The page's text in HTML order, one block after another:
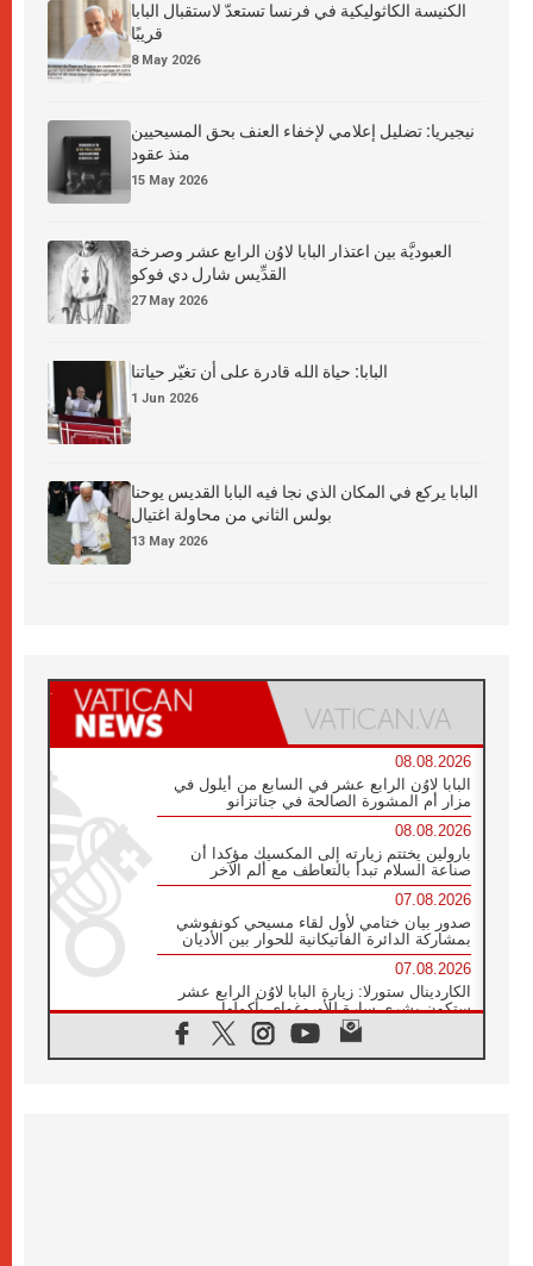
الكنيسة الكاثوليكية في فرنسا تستعدّ لاستقبال البابا
قريبًا
8 May 2026
نيجيريا: تضليل إعلامي لإخفاء العنف بحق المسيحيين
منذ عقود
15 May 2026
العبوديَّة بين اعتذار البابا لاوُن الرابع عشر وصرخة
القدِّيس شارل دي فوكو
27 May 2026
البابا: حياة الله قادرة على أن تغيّر حياتنا
1 Jun 2026
البابا يركع في المكان الذي نجا فيه البابا القديس يوحنا
بولس الثاني من محاولة اغتيال
13 May 2026
08.08.2026
البابا لاوُن الرابع عشر في السابع من أيلول في
مزار أم المشورة الصالحة في جناتزانو
08.08.2026
بارولين يختتم زيارته إلى المكسيك مؤكدا أن
صناعة السلام تبدأ بالتعاطف مع ألم الآخر
07.08.2026
صدور بيان ختامي لأول لقاء مسيحي كونفوشي
بمشاركة الدائرة الفاتيكانية للحوار بين الأديان
07.08.2026
الكاردينال ستورلا: زيارة البابا لاوُن الرابع عشر
ستكون بشرى سارة للأوروغواي بأكملها
الفاتيكان يعلن برنامج الزيارة الرسولية للبابا لاوُن